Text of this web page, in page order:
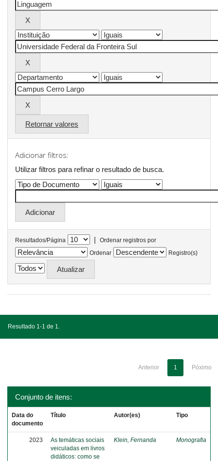
Retornar valores
Adicionar filtros:
Utilizar filtros para refinar o resultado de busca.
Resultados/Página |
Ordenar registros por
Ordenar
Registro(s)
Resultado 1-1 de 1.
Anterior 1 Póximo
Conjunto de itens:
Data do
documento
Título Autor(es) Tipo
2023
As temáticas sociais
veiculadas em livros
didáticos: como se
Klein, Fernanda Monografia